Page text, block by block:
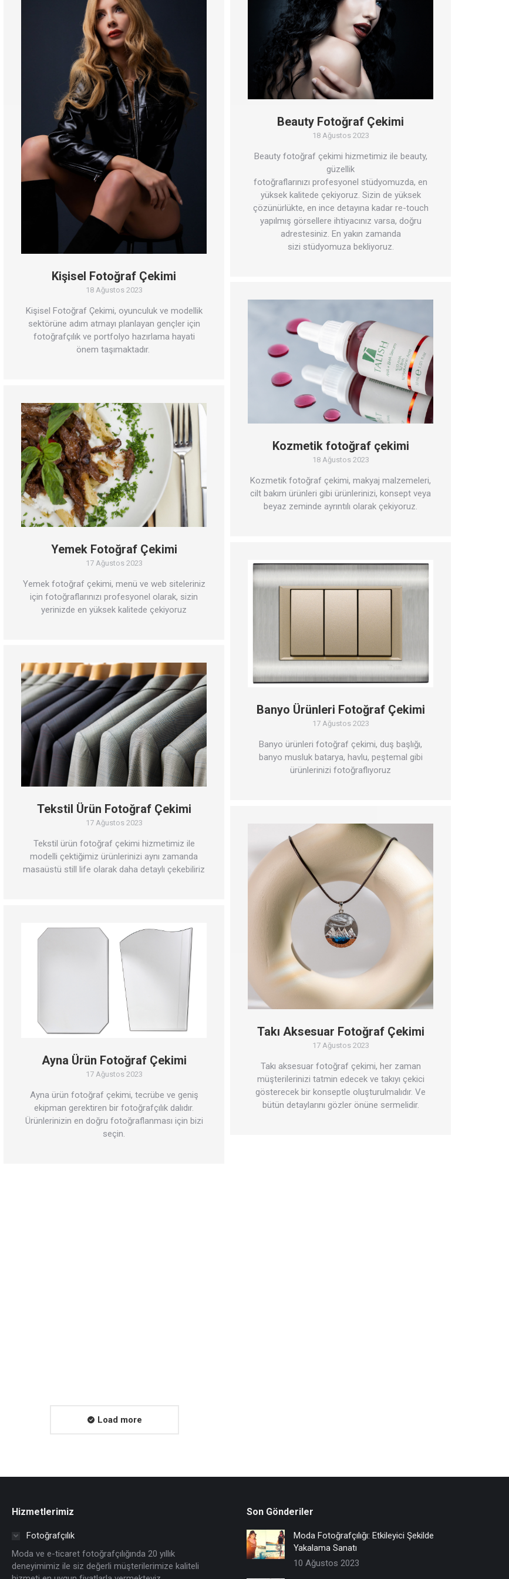
Kişisel Fotoğraf Çekimi
18 Ağustos 2023
Kişisel Fotoğraf Çekimi, oyunculuk ve modellik
sektörüne adım atmayı planlayan gençler için
fotoğrafçılık ve portfolyo hazırlama hayati
önem taşımaktadır.
Beauty Fotoğraf Çekimi
18 Ağustos 2023
Beauty fotoğraf çekimi hizmetimiz ile beauty,
güzellik
fotoğraflarınızı profesyonel stüdyomuzda, en
yüksek kalitede çekiyoruz. Sizin de yüksek
çözünürlükte, en ince detayına kadar re-touch
yapılmış görsellere ihtiyacınız varsa, doğru
adrestesiniz. En yakın zamanda
sizi stüdyomuza bekliyoruz.
Kozmetik fotoğraf çekimi
18 Ağustos 2023
Kozmetik fotoğraf çekimi, makyaj malzemeleri,
cilt bakım ürünleri gibi ürünlerinizi, konsept veya
beyaz zeminde ayrıntılı olarak çekiyoruz.
Yemek Fotoğraf Çekimi
17 Ağustos 2023
Yemek fotoğraf çekimi, menü ve web siteleriniz
için fotoğraflarınızı profesyonel olarak, sizin
yerinizde en yüksek kalitede çekiyoruz
Banyo Ürünleri Fotoğraf Çekimi
17 Ağustos 2023
Banyo ürünleri fotoğraf çekimi, duş başlığı,
banyo musluk batarya, havlu, peştemal gibi
ürünlerinizi fotoğraflıyoruz
Tekstil Ürün Fotoğraf Çekimi
17 Ağustos 2023
Tekstil ürün fotoğraf çekimi hizmetimiz ile
modelli çektiğimiz ürünlerinizi aynı zamanda
masaüstü still life olarak daha detaylı çekebiliriz
Takı Aksesuar Fotoğraf Çekimi
17 Ağustos 2023
Takı aksesuar fotoğraf çekimi, her zaman
müşterilerinizi tatmin edecek ve takıyı çekici
gösterecek bir konseptle oluşturulmalıdır. Ve
bütün detaylarını gözler önüne sermelidir.
Ayna Ürün Fotoğraf Çekimi
17 Ağustos 2023
Ayna ürün fotoğraf çekimi, tecrübe ve geniş
ekipman gerektiren bir fotoğrafçılık dalıdır.
Ürünlerinizin en doğru fotoğraflanması için bizi
seçin.
Load more
Hizmetlerimiz
Fotoğrafçılık
Moda ve e-ticaret fotoğrafçılığında 20 yıllık
deneyimimiz ile siz değerli müşterilerimize kaliteli
Son Gönderiler
Moda Fotoğrafçılığı: Etkileyici Şekilde
Yakalama Sanatı
10 Ağustos 2023